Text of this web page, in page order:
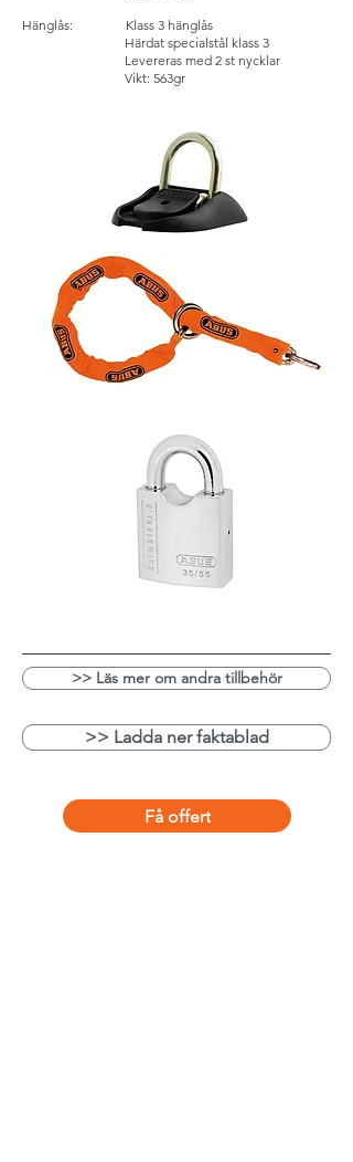
Hänglås: Klass 3 hänglås
Härdat specialstål klass 3
Levereras med 2 st nycklar
Vikt: 563gr
>> Läs mer om andra tillbehör
>> Ladda ner faktablad
Få offert